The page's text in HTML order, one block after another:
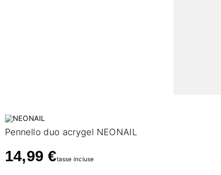
Pennello duo acrygel NEONAIL
14,99 €tasse incluse